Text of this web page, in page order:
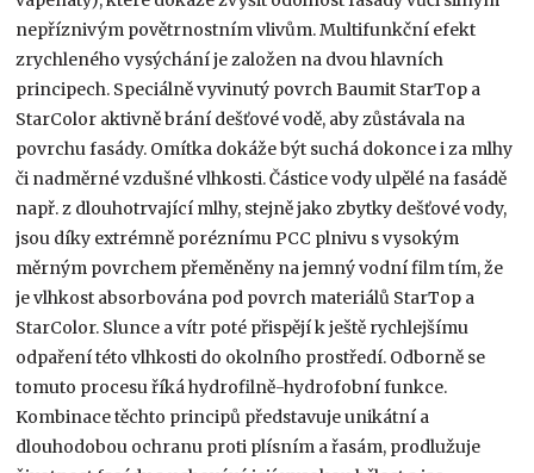
nepříznivým povětrnostním vlivům. Multifunkční efekt
zrychleného vysýchání je založen na dvou hlavních
principech. Speciálně vyvinutý povrch Baumit StarTop a
StarColor aktivně brání dešťové vodě, aby zůstávala na
povrchu fasády. Omítka dokáže být suchá dokonce i za mlhy
či nadměrné vzdušné vlhkosti. Částice vody ulpělé na fasádě
např. z dlouhotrvající mlhy, stejně jako zbytky dešťové vody,
jsou díky extrémně poréznímu PCC plnivu s vysokým
měrným povrchem přeměněny na jemný vodní film tím, že
je vlhkost absorbována pod povrch materiálů StarTop a
StarColor. Slunce a vítr poté přispějí k ještě rychlejšímu
odpaření této vlhkosti do okolního prostředí. Odborně se
tomuto procesu říká hydrofilně-hydrofobní funkce.
Kombinace těchto principů představuje unikátní a
dlouhodobou ochranu proti plísním a řasám, prodlužuje